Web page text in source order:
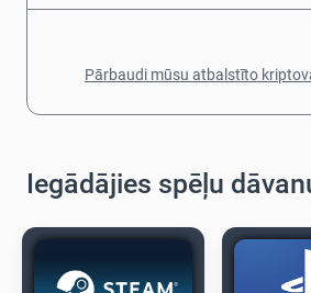
Pārbaudi mūsu atbalstīto
Iegādājies spēļu